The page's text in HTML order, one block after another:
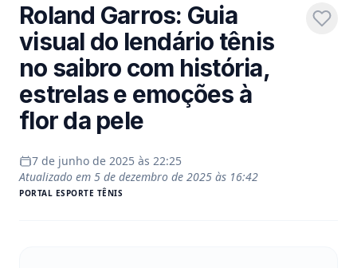
Roland Garros: Guia
visual do lendário tênis
no saibro com história,
estrelas e emoções à
flor da pele
7 de junho de 2025 às 22:25
Atualizado em 5 de dezembro de 2025 às 16:42
PORTAL ESPORTE TÊNIS